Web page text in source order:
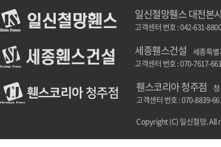
일신철망휀스 대전본
고객센터 번호 : 042-631-8800
세종휀스건설
세종특
고객센터 번호 : 070-7617-
휀스코리아 청주점
고객센터 번호 : 070-8839-
Copyright (C) 일신철망. All